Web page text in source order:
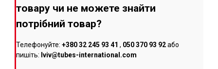
товару чи не можете знайти
потрібний товар?
Телефонуйте: +380 32 245 93 41 , 050 370 93 92або
пишіть: lviv@tubes-international.com